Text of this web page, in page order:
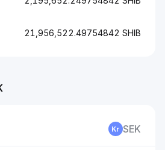
SEK
21,956,522.49754842 SHIB